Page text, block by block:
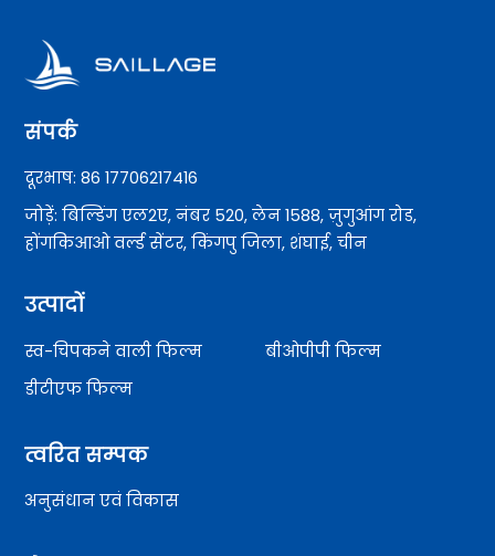
संपर्क
दूरभाष: 86 17706217416
जोड़ें: बिल्डिंग एल2ए, नंबर 520, लेन 1588, ज़ुगुआंग रोड,
होंगकिआओ वर्ल्ड सेंटर, किंगपु जिला, शंघाई, चीन
उत्पादों
स्व-चिपकने वाली फिल्म
बीओपीपी फिल्म
डीटीएफ फिल्म
त्वरित सम्पक
अनुसंधान एवं विकास